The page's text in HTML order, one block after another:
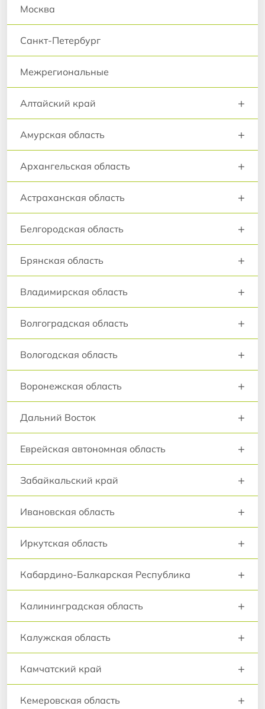
Москва
Санкт-Петербург
Межрегиональные
Алтайский край +
Амурская область +
Архангельская область +
Астраханская область +
Белгородская область +
Брянская область +
Владимирская область +
Волгоградская область +
Вологодская область +
Воронежская область +
Дальний Восток +
Еврейская автономная область +
Забайкальский край +
Ивановская область +
Иркутская область +
Кабардино-Балкарская Республика +
Калининградская область +
Калужская область +
Камчатский край +
Кемеровская область +